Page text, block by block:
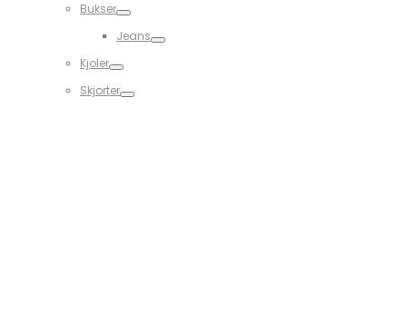
Bukser
Jeans
Kjoler
Skjorter